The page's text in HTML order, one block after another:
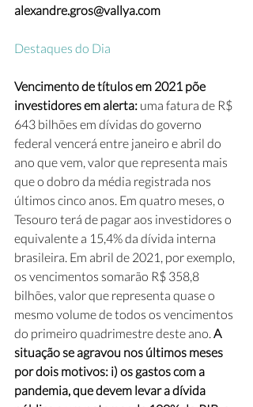
alexandre.gros@vallya.com
Destaques do Dia
Vencimento de títulos em 2021 põe
investidores em alerta: uma fatura de R$
643 bilhões em dívidas do governo
federal vencerá entre janeiro e abril do
ano que vem, valor que representa mais
que o dobro da média registrada nos
últimos cinco anos. Em quatro meses, o
Tesouro terá de pagar aos investidores o
equivalente a 15,4% da dívida interna
brasileira. Em abril de 2021, por exemplo,
os vencimentos somarão R$ 358,8
bilhões, valor que representa quase o
mesmo volume de todos os vencimentos
do primeiro quadrimestre deste ano. A
situação se agravou nos últimos meses
por dois motivos: i) os gastos com a
pandemia, que devem levar a dívida